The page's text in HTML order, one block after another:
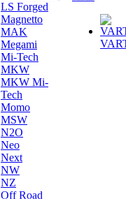
LS Forged
Magnetto
MAK
Megami
Mi-Tech
MKW
MKW Mi-
Tech
Momo
MSW
N2O
Neo
Next
NW
NZ
Off Road